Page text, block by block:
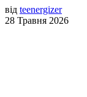
від teenergizer
28 Травня 2026